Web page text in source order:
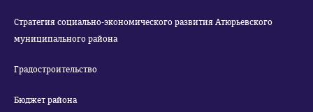
Стратегия социально-экономического развития Атюрьевского
муниципального района
Градостроительство
Бюджет района